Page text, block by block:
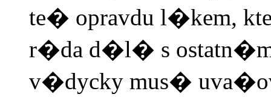
te� opravdu l�kem,
r�da d�l� s
v�dycky mus�